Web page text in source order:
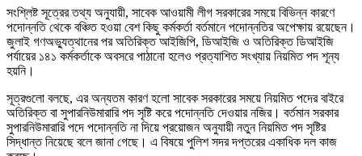
সংশ্লিষ্ট সূত্রের তথ্য অনুযায়ী, সাবেক আওয়ামী লীগ সরকারের সময়ে বিভিন্ন কারণে
পদোন্নতি থেকে বঞ্চিত হওয়া বেশ কিছু কর্মকর্তা বর্তমানে পদোন্নতির অপেক্ষায় রয়েছেন।
জুলাই গণঅভ্যুত্থানের পর অতিরিক্ত আইজিপি, ডিআইজি ও অতিরিক্ত ডিআইজি
পর্যায়ের ১৪১ কর্মকর্তাকে অবসরে পাঠানো হলেও প্রত্যাশিত সংখ্যায় নিয়মিত পদ শূন্য
হয়নি।
সূত্রগুলো বলছে, এর অন্যতম কারণ হলো সাবেক সরকারের সময়ে নিয়মিত পদের বাইরে
অতিরিক্ত বা সুপারনিউমারারি পদ সৃষ্টি করে পদোন্নতি দেওয়ার নজির। বর্তমান সরকার
সুপারনিউমারারি পদে পদোন্নতি না দিয়ে প্রয়োজন অনুযায়ী নতুন নিয়মিত পদ সৃষ্টির
সিদ্ধান্ত নিয়েছে বলে জানা গেছে। এ বিষয়ে পুলিশ সদর দপ্তরের একাধিক দল কাজ